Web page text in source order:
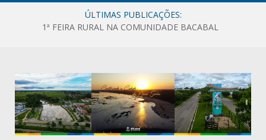
ÚLTIMAS PUBLICAÇÕES:
1ª FEIRA RURAL NA COMUNIDADE BACABAL